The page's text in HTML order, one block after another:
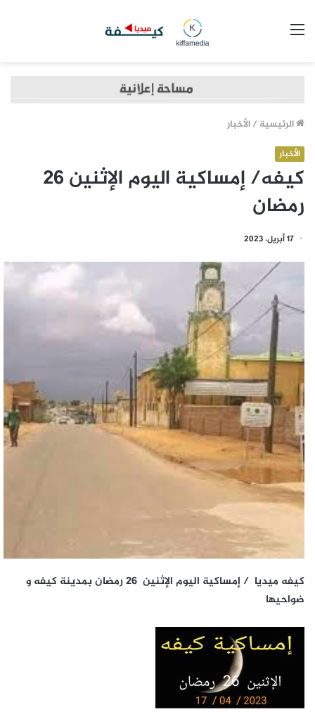
الرئيسية /الأخبار
الأخبار
كيفه/ إمساكية اليوم الإثنين 26
رمضان
17 أبريل، 2023
كيفه ميديا / إمساكية اليوم الإثنين 26 رمضان بمدينة كيفه و
ضواحيها